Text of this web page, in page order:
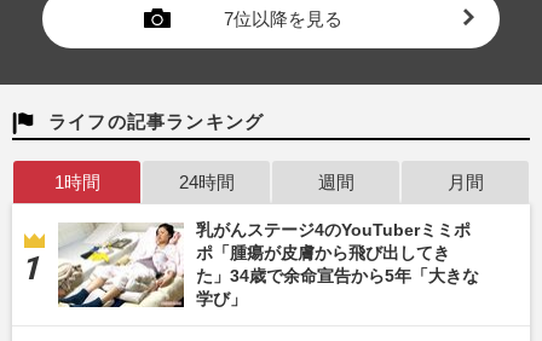
7位以降を見る
ライフの記事ランキング
1時間 24時間 週間 月間
乳がんステージ4のYouTuberミミポ
ポ「腫瘍が皮膚から飛び出してき
た」34歳で余命宣告から5年「大きな
学び」